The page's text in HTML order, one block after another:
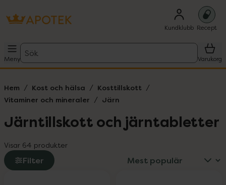
Kundklubb Recept
Meny
Sök
Varukorg
Hem Kost och hälsa
Kosttillskott
Vitaminer och mineraler
Järn
Järntillskott och järntabletter
Visar 64 produkter
Filter